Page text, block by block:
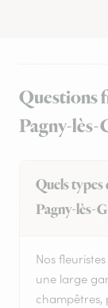
Questions
Pagny-lès-
Quels
Pagny-lès-
Nos
une large
champêtres,